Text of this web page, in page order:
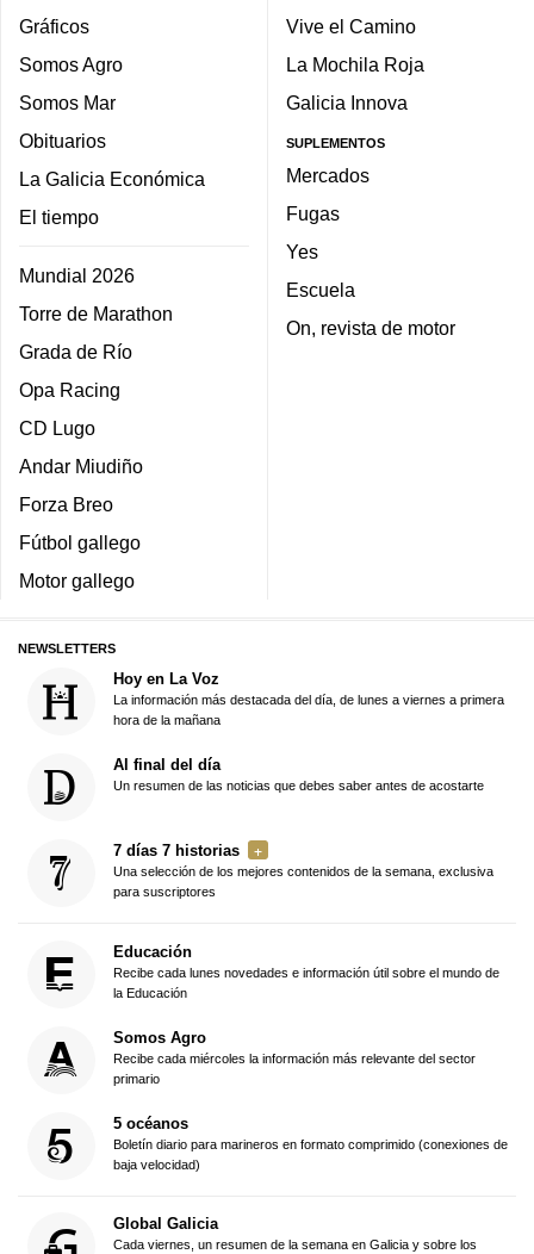
Gráficos
Somos Agro
Somos Mar
Obituarios
La Galicia Económica
El tiempo
Mundial 2026
Torre de Marathon
Grada de Río
Opa Racing
CD Lugo
Andar Miudiño
Forza Breo
Fútbol gallego
Motor gallego
Vive el Camino
La Mochila Roja
Galicia Innova
SUPLEMENTOS
Mercados
Fugas
Yes
Escuela
On, revista de motor
NEWSLETTERS
Hoy en La Voz
La información más destacada del día, de lunes a viernes a primera
hora de la mañana
Al final del día
Un resumen de las noticias que debes saber antes de acostarte
7 días 7 historias
Una selección de los mejores contenidos de la semana, exclusiva
para suscriptores
Educación
Recibe cada lunes novedades e información útil sobre el mundo de
la Educación
Somos Agro
Recibe cada miércoles la información más relevante del sector
primario
5 océanos
Boletín diario para marineros en formato comprimido (conexiones de
baja velocidad)
Global Galicia
Cada viernes, un resumen de la semana en Galicia y sobre los